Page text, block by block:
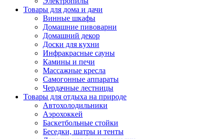
Товары для дома и дачи
Винные шкафы
Домашние пивоварни
Домашний декор
Доски для кухни
Инфракрасные сауны
Камины и печи
Массажные кресла
Самогонные аппараты
Чердачные лестницы
Товары для отдыха на природе
Автохолодильники
Аэрохоккей
Баскетбольные стойки
Беседки, шатры и тенты